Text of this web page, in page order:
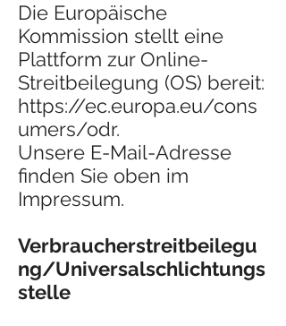
Die Europäische
Kommission stellt eine
Plattform zur Online-
Streitbeilegung (OS) bereit:
https://ec.europa.eu/cons
umers/odr.
Unsere E-Mail-Adresse
finden Sie oben im
Impressum.
Verbraucherstreitbeilegu
ng/Universalschlichtungs
stelle